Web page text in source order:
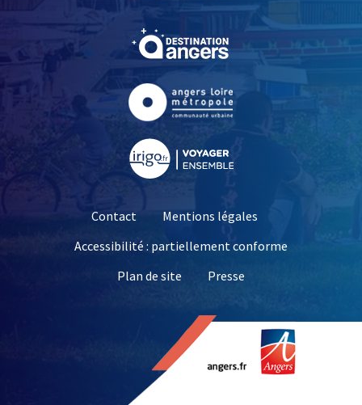
, Ouvre une nouvelle
, Ouvre une nouvelle
Contact
Mentions légales
Accessibilité : partiellement conforme
Plan de site
Presse